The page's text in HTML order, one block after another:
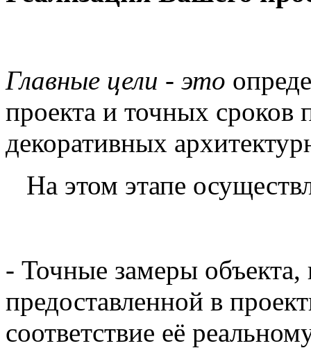
Главные цели - это
проекта и точных сроков
декоративных
На этом этапе
- Точные замеры
предоставленной в
соответствие её